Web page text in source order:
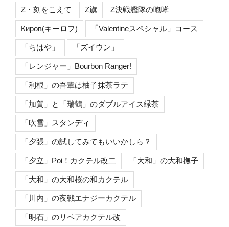
Z・刻をこえて Z旗 Z決戦艦隊の咆哮
Киров(キーロフ) 「Valentineスペシャル」コース
「ちはや」 「ズイウン」
「レンジャー」Bourbon Ranger!
「利根」の吾輩は柚子抹茶ラテ
「加賀」と「瑞鶴」のダブルアイス緑茶
「吹雪」スタンディ
「夕張」の試してみてもいいかしら？
「夕立」Poi！カクテル改二 「大和」の大和撫子
「大和」の大和桜の和カクテル
「川内」の夜戦エナジーカクテル
「明石」のリペアカクテル改